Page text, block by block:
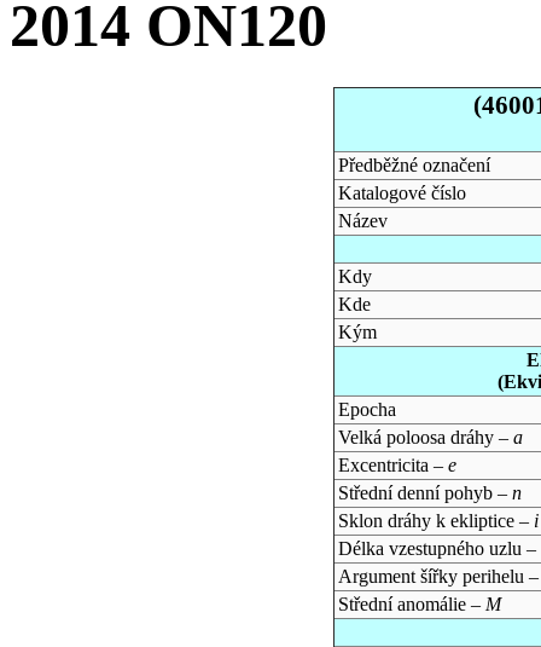
2014 ON120
Předběžné označení
Katalogové číslo
Název
Kdy
Kde
Kým
Epocha
Velká poloosa dráhy – a
Excentricita – e
Střední denní pohyb – n
Sklon dráhy k ekliptice – i
Délka vzestupného uzlu –
Argument šířky perihelu
Střední anomálie – M